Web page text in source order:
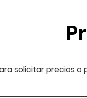
solicitar precios